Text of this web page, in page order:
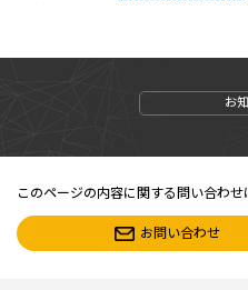
お
このページの内容に関する問い合わせ
お問い合わせ